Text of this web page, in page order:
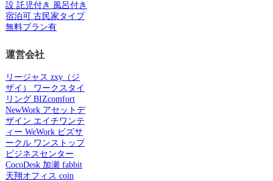
設 託児付き 風呂付き
宿泊可古民家タイプ
無料プラン有
運営会社
リージャス zxy（ジ
ザイ）
ワークスタイ
リングBIZcomfort
NewWorkアセットデ
ザイン エイチワンテ
ィー WeWorkビズサ
ークルワンストップ
ビジネスセンター
CocoDesk加瀬fabbit
天翔オフィス coin